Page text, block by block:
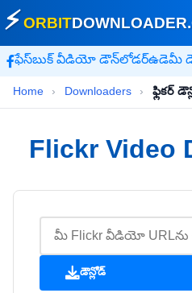
⚡ORBITDOWNLOADER
ఫేస్‌బుక్ వీడియో డౌన్‌లోడర్ఉడెమీ
Home › Downloaders › ఫ్లికర్
Flickr Video
డౌన్లోడ్